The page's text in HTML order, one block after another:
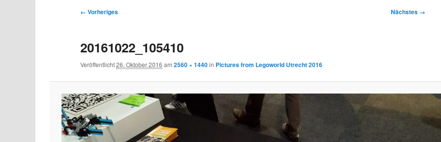
Bilder-
← Vorheriges Nächstes →
20161022_105410
Veröffentlicht26. Oktober 2016 am2560 × 1440in Pictures from Legoworld Utrecht 2016